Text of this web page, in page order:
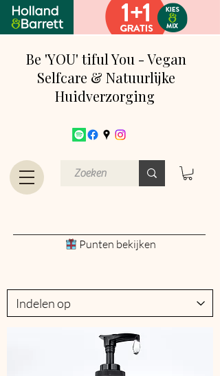
Be 'YOU' tiful You - Vegan
Selfcare & Natuurlijke
Huidverzorging
Punten bekijken